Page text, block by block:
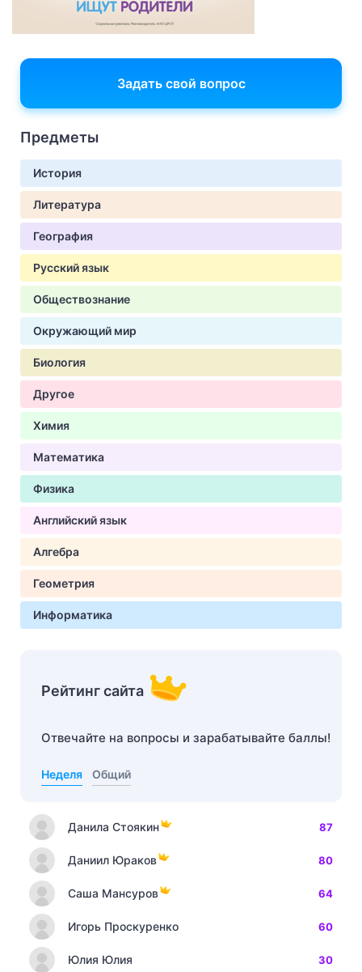
Задать свой вопрос
Предметы
История
Литература
География
Русский язык
Обществознание
Окружающий мир
Биология
Другое
Химия
Математика
Физика
Английский язык
Алгебра
Геометрия
Информатика
Рейтинг сайта
Отвечайте на вопросы и зарабатывайте баллы!
Неделя Общий
Данила Стоякин 87
Даниил Юраков 80
Саша Мансуров 64
Игорь Проскуренко 60
Юлия Юлия 30